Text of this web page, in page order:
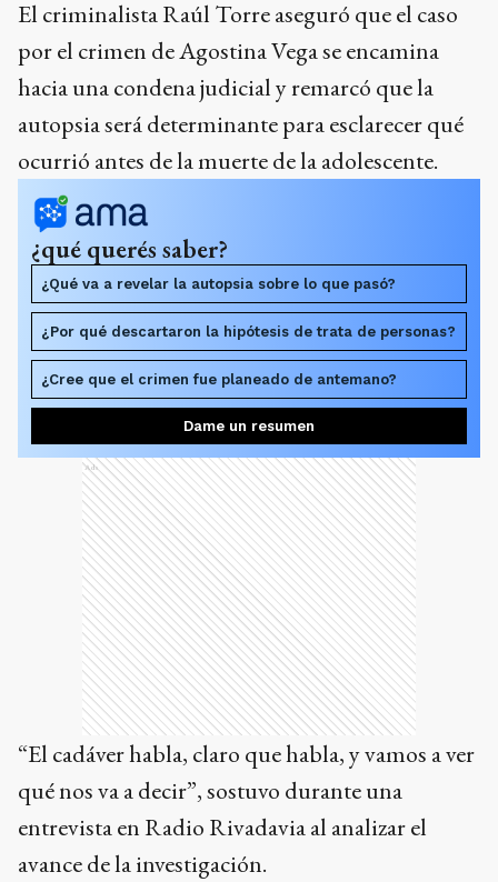
El criminalista Raúl Torre aseguró que el caso
por el crimen de Agostina Vega se encamina
hacia una condena judicial y remarcó que la
autopsia será determinante para esclarecer qué
ocurrió antes de la muerte de la adolescente.
¿qué querés saber?
¿Qué va a revelar la autopsia sobre lo que pasó?
¿Por qué descartaron la hipótesis de trata de personas?
¿Cree que el crimen fue planeado de antemano?
Dame un resumen
Ads
“El cadáver habla, claro que habla, y vamos a ver
qué nos va a decir”, sostuvo durante una
entrevista en Radio Rivadavia al analizar el
avance de la investigación.